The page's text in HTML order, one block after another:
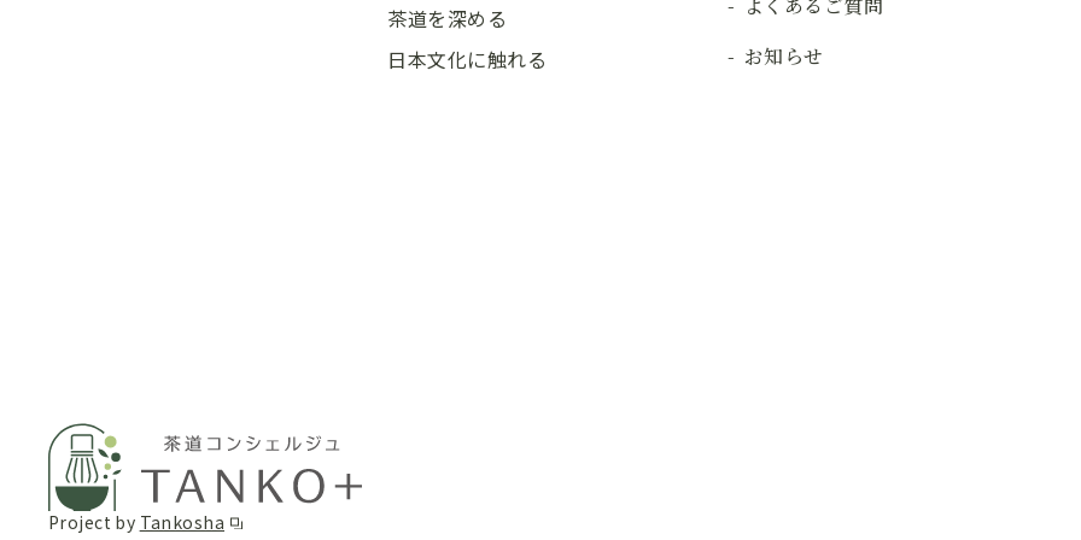
茶道を深める
日本文化に触れる
お知らせ
Project by Tankosha